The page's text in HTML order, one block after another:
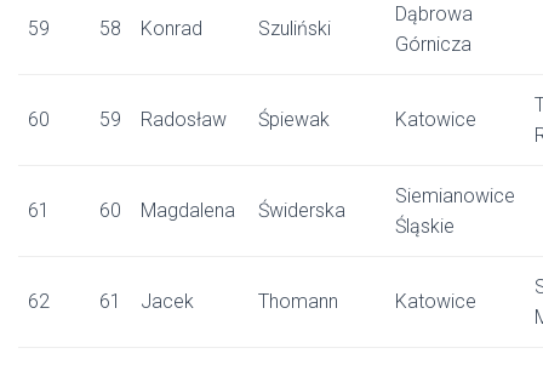
59 58 Konrad Szuliński
Dąbrowa
Górnicza
60 59 Radosław Śpiewak Katowice
61 60 Magdalena Świderska
Siemianowice
Śląskie
62 61 Jacek Thomann Katowice